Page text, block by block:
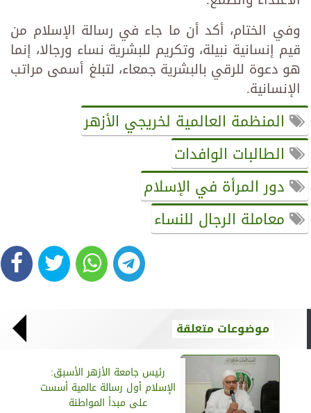
وفي الختام، أكد أن ما جاء في رسالة الإسلام من
قيم إنسانية نبيلة، وتكريم للبشرية نساء ورجالا، إنما
هو دعوة للرقي بالبشرية جمعاء، لتبلغ أسمى مراتب
الإنسانية.
المنظمة العالمية لخريجي الأزهر
الطالبات الوافدات
دور المرأة في الإسلام
معاملة الرجال للنساء
موضوعات متعلقة
رئيس جامعة الأزهر الأسبق:
الإسلام أول رسالة عالمية أسست
على مبدأ المواطنة